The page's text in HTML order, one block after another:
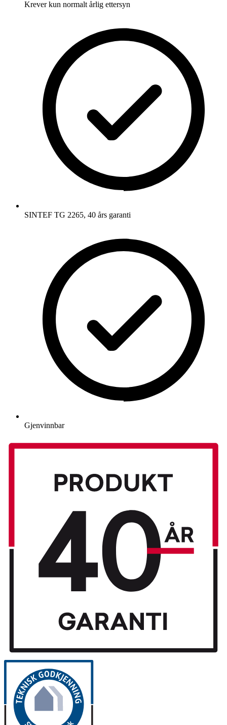
Krever kun normalt årlig ettersyn
SINTEF TG 2265, 40 års garanti
Gjenvinnbar